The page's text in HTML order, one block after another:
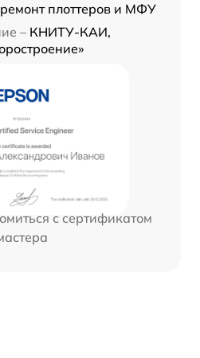
ремонт плоттеров и МФУ
– КНИТУ-КАИ,
с сертификатом